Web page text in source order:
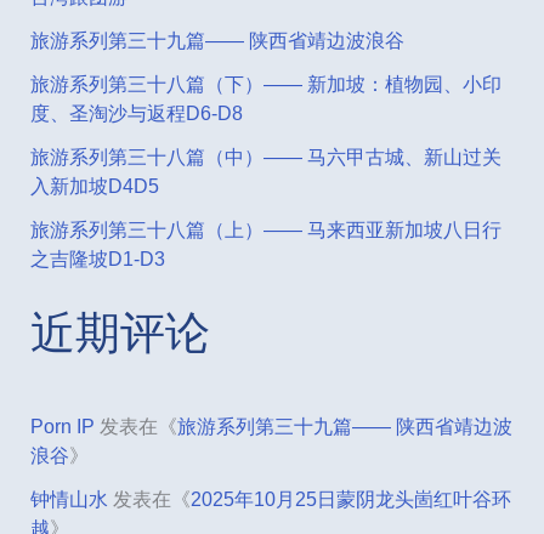
旅游系列第三十九篇—— 陕西省靖边波浪谷
旅游系列第三十八篇（下）—— 新加坡：植物园、小印
度、圣淘沙与返程D6-D8
旅游系列第三十八篇（中）—— 马六甲古城、新山过关
入新加坡D4D5
旅游系列第三十八篇（上）—— 马来西亚新加坡八日行
之吉隆坡D1-D3
近期评论
Porn IP 发表在《旅游系列第三十九篇—— 陕西省靖边波
浪谷》
钟情山水 发表在《2025年10月25日蒙阴龙头崮红叶谷环
越》